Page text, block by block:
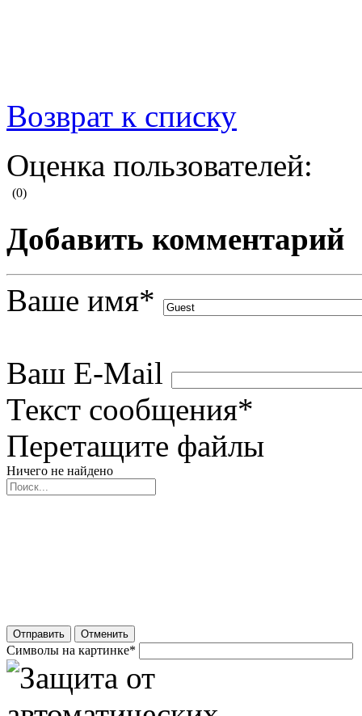
Возврат к списку
Оценка пользователей:
(0)
Добавить комментарий
Ваше имя*
Ваш E-Mail
Текст сообщения*
Перетащите файлы
Ничего не найдено
Отправить Отменить
Символы на картинке*